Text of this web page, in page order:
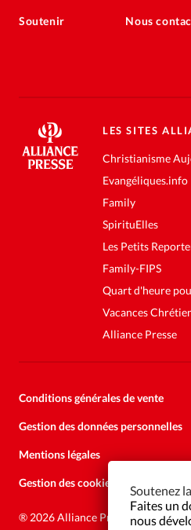
Soutenir Nous
LES SITES
Christianisme
Evangéliques.info
Family
SpirituElles
Les Petits
Family-FIPS
Quart d'heure
Vacances
Alliance Presse
Conditions générales de vente
Gestion des données personnelles
Mentions légales
Gestion des cookies
® 2026 Alliance Presse
Soutenez
Faites un
nous